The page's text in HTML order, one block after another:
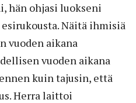
hän ohjasi luokseni
Näitä ihmisiä
vuoden aikana
vuoden aikana
kuin tajusin, että
Herra laittoi